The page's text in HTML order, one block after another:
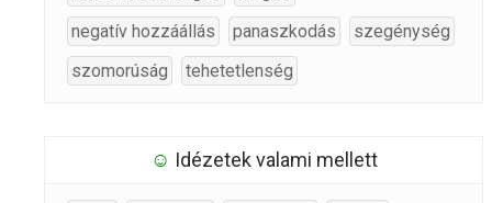
negatív hozzáállás
panaszkodás
szegénység
szomorúság
tehetetlenség
☺ Idézetek valami mellett